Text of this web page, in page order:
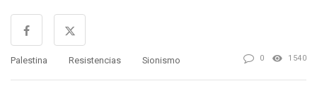
Palestina Resistencias Sionismo 0 1540